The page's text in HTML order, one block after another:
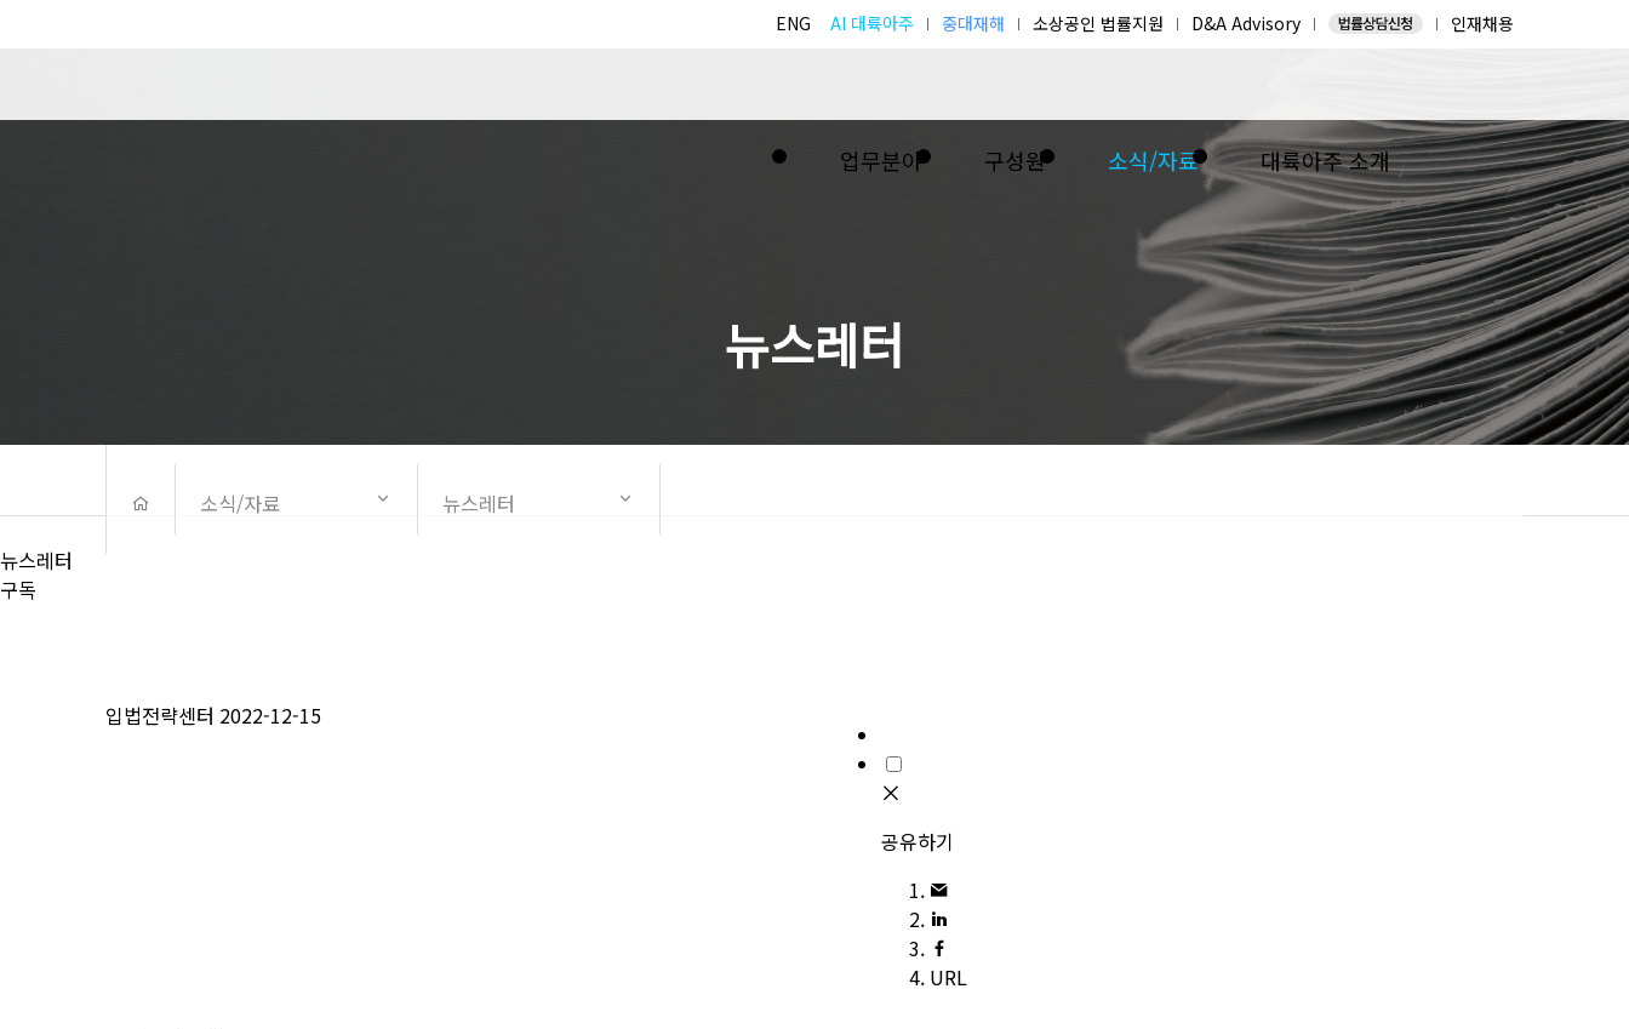
ENG AI 대륙아주 중대재해 소상공인 법률지원 D&A Advisory 인재채용
업무분야 구성원 소식/자료 대륙아주 소개
뉴스레터
소식/자료
뉴스레터
뉴스레터
구독
입법전략센터 2022-12-15
공유하기
URL